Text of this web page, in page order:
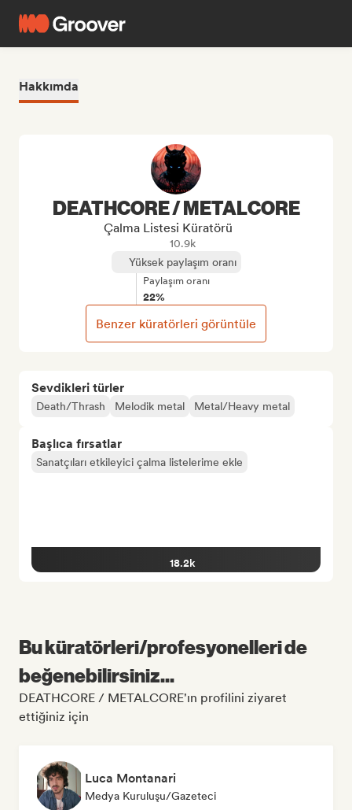
Hakkımda
Sevdikleri türler
Death/Thrash Melodik metal Metal/Heavy metal
Başlıca fırsatlar
Sanatçıları etkileyici çalma listelerime ekle
18.2k
DEATHCORE / METALCORE
Çalma Listesi Küratörü
10.9k
Yüksek paylaşım oranı
Paylaşım oranı
22%
Benzer küratörleri görüntüle
Bu küratörleri/profesyonelleri de
beğenebilirsiniz...
DEATHCORE / METALCORE'ın profilini ziyaret
ettiğiniz için
Luca Montanari
Medya Kuruluşu/Gazeteci